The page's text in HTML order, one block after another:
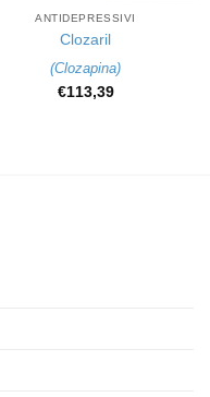
ANTIDEPRESSIVI
Clozaril
(Clozapina)
€113,39